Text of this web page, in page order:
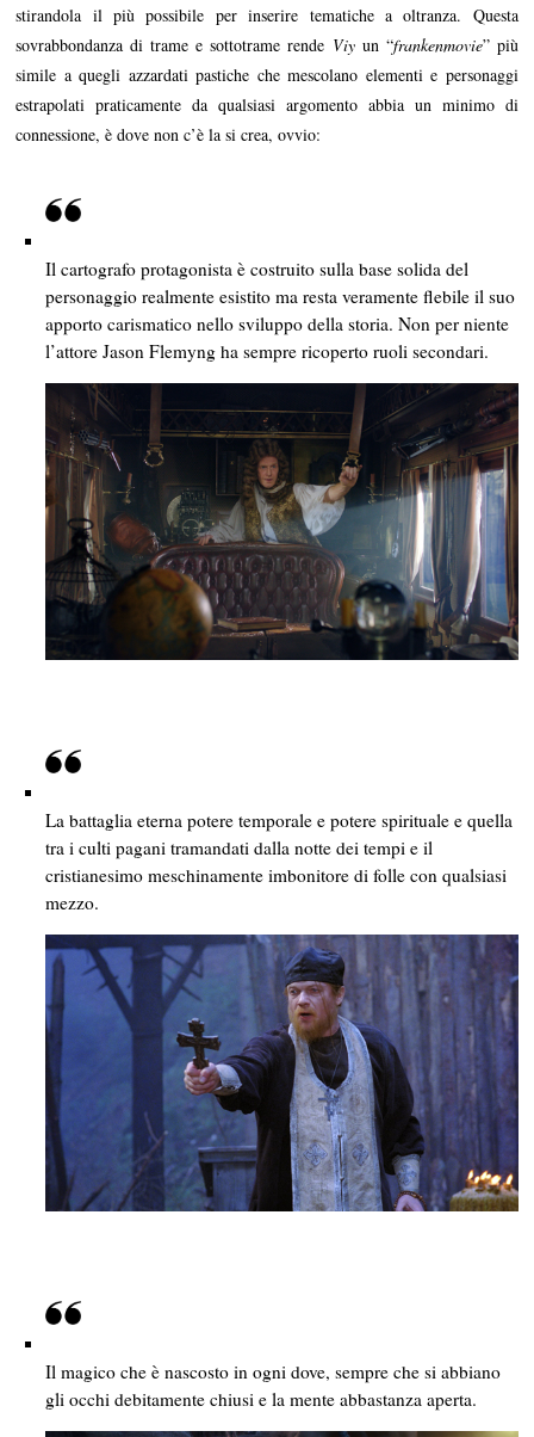
stirandola il più possibile per inserire tematiche a oltranza. Questa
sovrabbondanza di trame e sottotrame rende Viyun “frankenmovie” più
simile a quegli azzardati pastiche che mescolano elementi e personaggi
estrapolati praticamente da qualsiasi argomento abbia un minimo di
connessione, è dove non c’è la si crea, ovvio:
Il cartografo protagonista è costruito sulla base solida del
personaggio realmente esistito ma resta veramente flebile il suo
apporto carismatico nello sviluppo della storia. Non per niente
l’attore Jason Flemyng ha sempre ricoperto ruoli secondari.
La battaglia eterna potere temporale e potere spirituale e quella
tra i culti pagani tramandati dalla notte dei tempi e il
cristianesimo meschinamente imbonitore di folle con qualsiasi
mezzo.
Il magico che è nascosto in ogni dove, sempre che si abbiano
gli occhi debitamente chiusi e la mente abbastanza aperta.